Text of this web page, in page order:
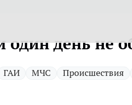
день не
ГАИ МЧС Происшествия